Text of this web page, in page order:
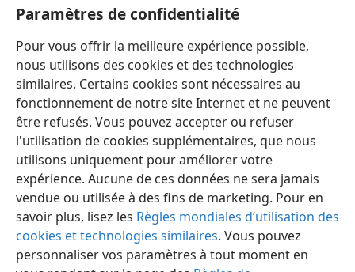
Paramètres de confidentialité
Pour vous offrir la meilleure expérience possible,
nous utilisons des cookies et des technologies
similaires. Certains cookies sont nécessaires au
fonctionnement de notre site Internet et ne peuvent
être refusés. Vous pouvez accepter ou refuser
l'utilisation de cookies supplémentaires, que nous
utilisons uniquement pour améliorer votre
expérience. Aucune de ces données ne sera jamais
vendue ou utilisée à des fins de marketing. Pour en
savoir plus, lisez les Règles mondiales d’utilisation des
cookies et technologies similaires. Vous pouvez
personnaliser vos paramètres à tout moment en
[Illustrations, page 25]
Jéhovah nous équipe parfaitement pour faire sa
volonté.
Français Partager Préférences
Copyright © 2026 Watch Tower Bible and Tract Society of Pennsylvania
Conditions d’utilisation
Règles de confidentialité
Paramètres de confidentialité
JW.ORG Se connecter